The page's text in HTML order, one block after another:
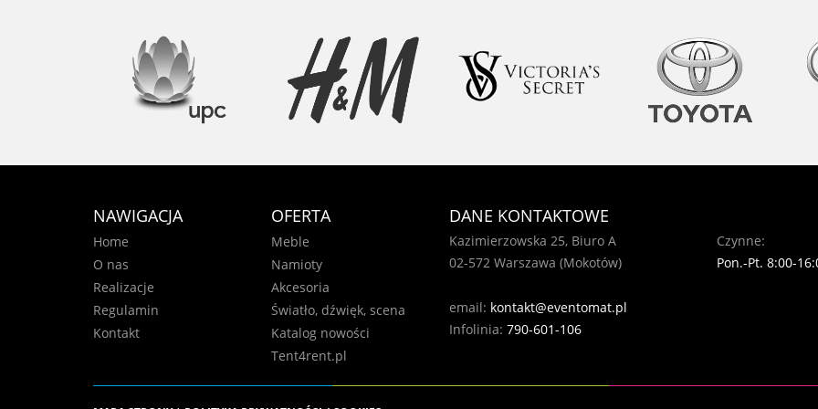
NAWIGACJA
Home
O nas
Realizacje
Regulamin
Kontakt
OFERTA
Meble
Namioty
Akcesoria
Światło, dźwięk, scena
Katalog nowości
Tent4rent.pl
DANE KONTAKTOWE
Kazimierzowska 25, Biuro A
02-572 Warszawa (Mokotów)
Czynne:
Pon.-Pt. 8:00-
email: kontakt@eventomat.pl
Infolinia: 790-601-106